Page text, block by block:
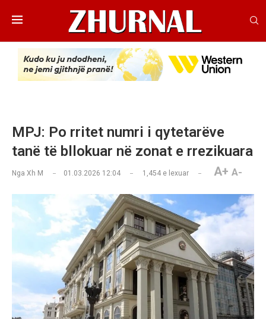
MPJ: Po rritet numri i qytetarëve
tanë të bllokuar në zonat e rrezikuara
Nga Xh M 01.03.2026 12:04 1,454 e lexuar A+ A-